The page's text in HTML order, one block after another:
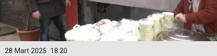
18:20
28 Mart 2025